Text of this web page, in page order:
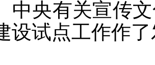
中央有关宣传
设试点工作作